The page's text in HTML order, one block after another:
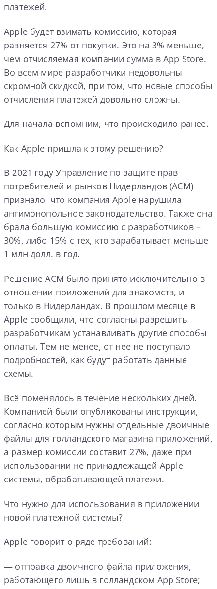
платежей.
Apple будет взимать комиссию, которая
равняется 27% от покупки. Это на 3% меньше,
чем отчисляемая компании сумма в App Store.
Во всем мире разработчики недовольны
скромной скидкой, при том, что новые способы
отчисления платежей довольно сложны.
Для начала вспомним, что происходило ранее.
Как Apple пришла к этому решению?
В 2021 году Управление по защите прав
потребителей и рынков Нидерландов (ACM)
признало, что компания Apple нарушила
антимонопольное законодательство. Также она
брала большую комиссию с разработчиков –
30%, либо 15% с тех, кто зарабатывает меньше
1 млн долл. в год.
Решение АСМ было принято исключительно в
отношении приложений для знакомств, и
только в Нидерландах. В прошлом месяце в
Apple сообщили, что согласны разрешить
разработчикам устанавливать другие способы
оплаты. Тем не менее, от нее не поступало
подробностей, как будут работать данные
схемы.
Всё поменялось в течение нескольких дней.
Компанией были опубликованы инструкции,
согласно которым нужны отдельные двоичные
файлы для голландского магазина приложений,
а размер комиссии составит 27%, даже при
использовании не принадлежащей Apple
системы, обрабатывающей платежи.
Что нужно для использования в приложении
новой платежной системы?
Apple говорит о ряде требований:
— отправка двоичного файла приложения,
работающего лишь в голландском App Store;